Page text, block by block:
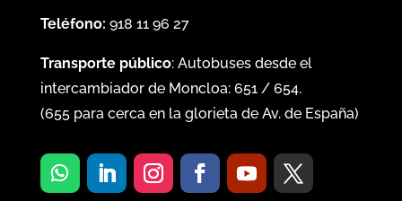
Teléfono: 918 11 96 27
Transporte público: Autobuses desde el
intercambiador de Moncloa: 651/ 654.
(655para cerca en la glorieta de Av. de España)